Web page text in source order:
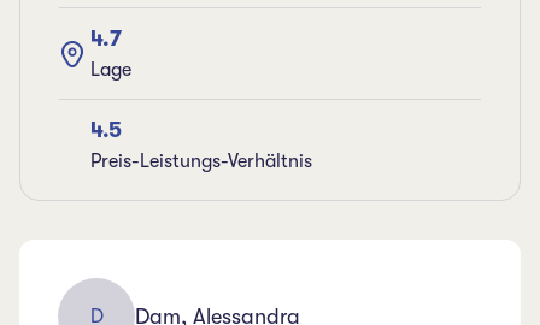
4.7
Lage
4.5
Preis-Leistungs-Verhältnis
D Dam, Alessandra